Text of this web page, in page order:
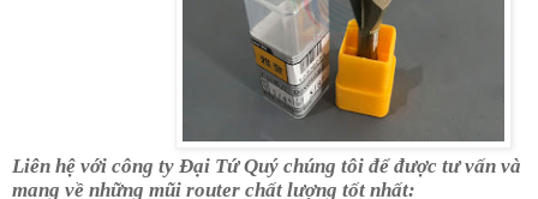
Liên hệ với công ty Đại Tứ Quý chúng tôi để được tư vấn và
mang về những mũi router chất lượng tốt nhất: